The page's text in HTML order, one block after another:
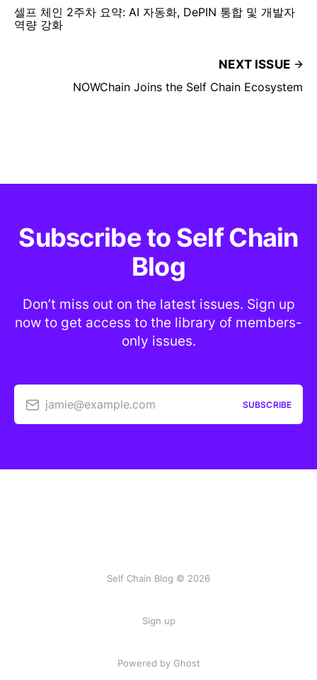
셀프 체인 2주차 요약: AI 자동화, DePIN 통합 및 개발자
역량 강화
NEXT ISSUE
NOWChain Joins the Self Chain Ecosystem
Subscribe to Self Chain
Blog
Don’t miss out on the latest issues. Sign up
now to get access to the library of members-
only issues.
jamie@example.com SUBSCRIBE
Self Chain Blog © 2026
Sign up
Powered by Ghost